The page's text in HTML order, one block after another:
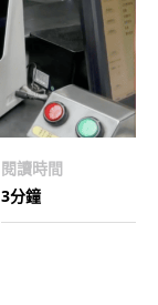
閱讀時間
3分鐘